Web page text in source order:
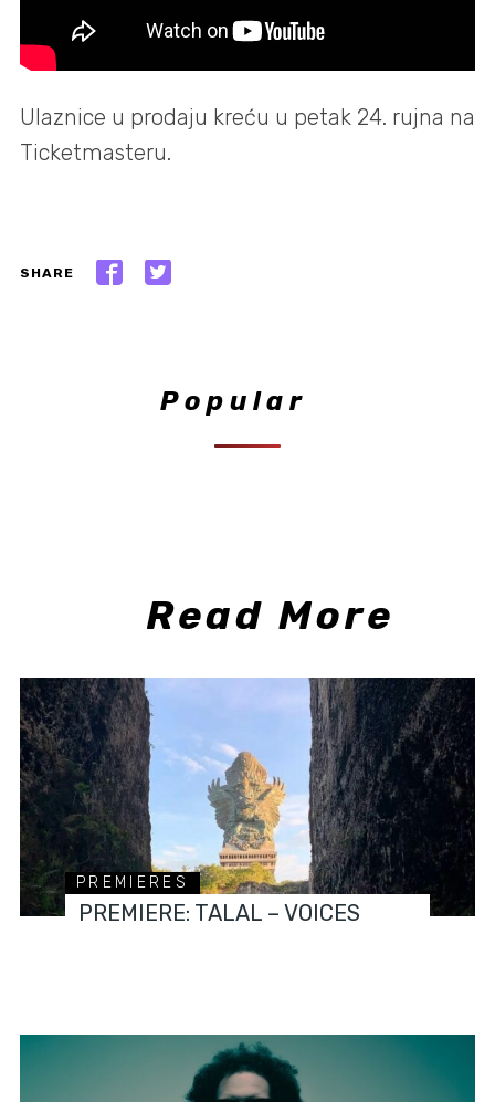
Ulaznice u prodaju kreću u petak 24. rujna na
Ticketmasteru.
SHARE
Popular
Read More
PREMIERES
PREMIERE: TALAL – VOICES